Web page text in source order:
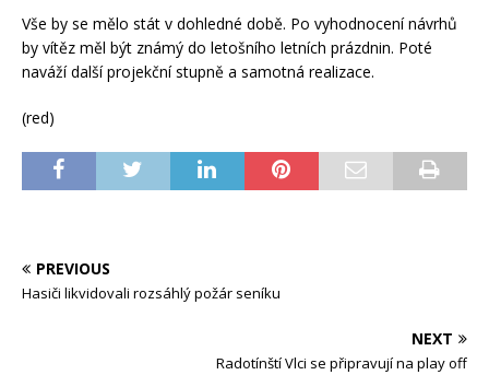
Vše by se mělo stát v dohledné době. Po vyhodnocení návrhů
by vítěz měl být známý do letošního letních prázdnin. Poté
naváží další projekční stupně a samotná realizace.
(red)
PREVIOUS
Hasiči likvidovali rozsáhlý požár seníku
NEXT
Radotínští Vlci se připravují na play off